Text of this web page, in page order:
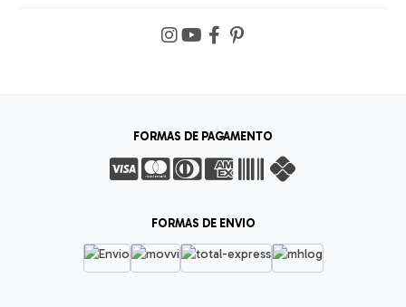
FORMAS DE PAGAMENTO
FORMAS DE ENVIO